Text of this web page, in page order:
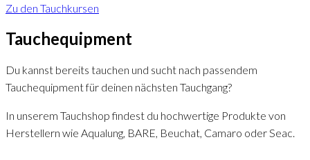
Zu den Tauchkursen
Tauchequipment
Du kannst bereits tauchen und sucht nach passendem
Tauchequipment für deinen nächsten Tauchgang?
In unserem Tauchshop findest du hochwertige Produkte von
Herstellern wie Aqualung, BARE, Beuchat, Camaro oder Seac.